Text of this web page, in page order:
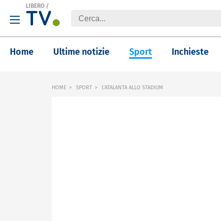
LIBERO /
Home Ultime notizie Sport Inchieste
HOME SPORT L'ATALANTA ALLO STADIUM